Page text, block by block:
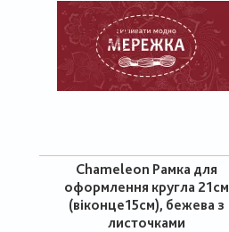
Chameleon Рамка для
оформлення кругла 21см
(віконце15см), бежева з
листочками